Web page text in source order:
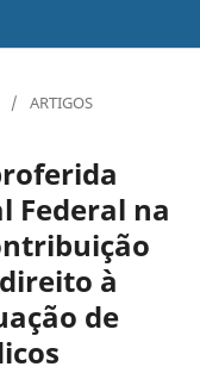
/ ARTIGOS
Federal na
à
de